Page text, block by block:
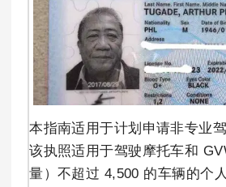
本指南适用于计划申请非专业
该执照适用于驾驶摩托车和
量）不超过 4,500 的车辆的个人